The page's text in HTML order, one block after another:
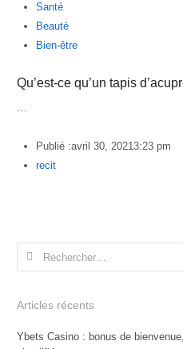
Santé
Beauté
Bien-être
Qu’est-ce qu’un tapis
…
Publié :avril 30, 20213:23 pm
Author
recit
Rechercher :
Articles récents
Ybets Casino : bonus de